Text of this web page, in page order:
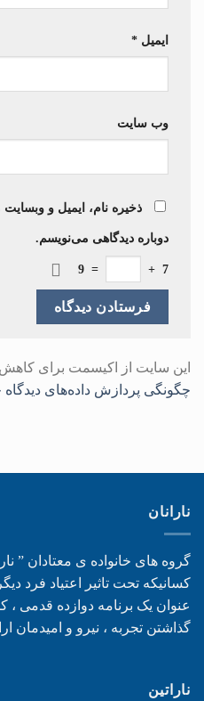
ایمیل *
وب‌ سایت
ذخیره نام، ایمیل و
دوباره دیدگاهی می‌نویسم.
7
+
=
9
این سایت از اکیسمت برای
چگونگی پردازش داده‌های دیدگاه
نارانان
گروه های خانواده ی معتادان ”
کسانیکه تحت تاثیر اعتیاد فرد
عنوان یک برنامه دوازده قدمی
گذاشتن تجربه ، نیرو و امیدمان
ناراتین